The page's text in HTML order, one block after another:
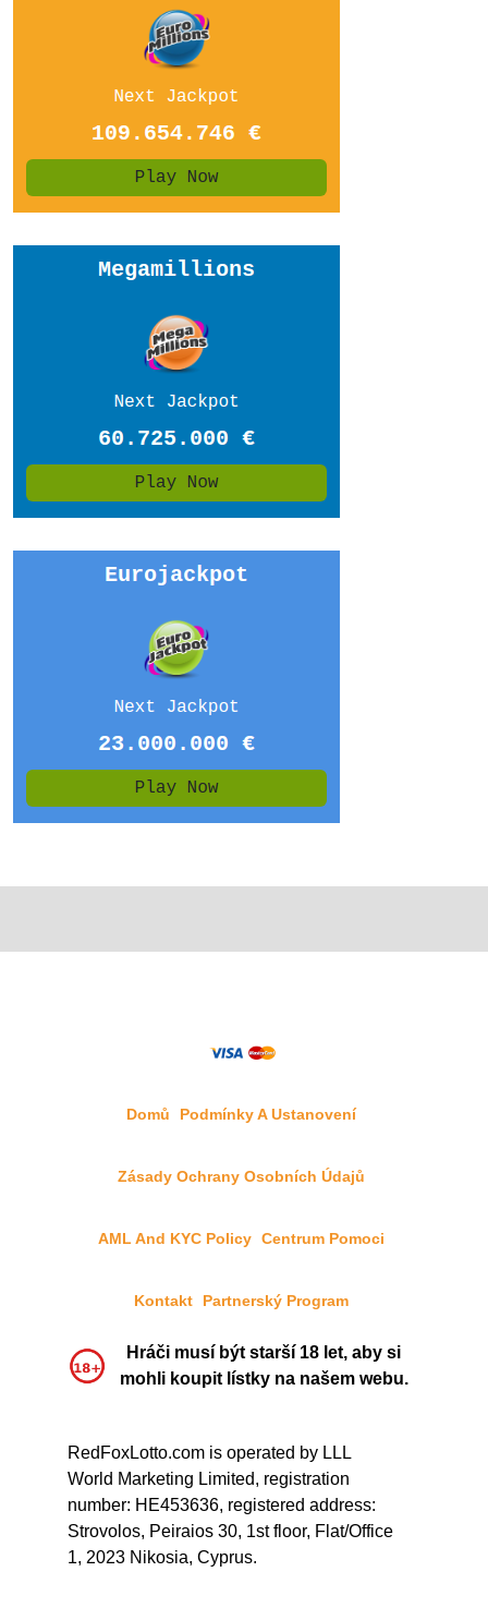
Domů Podmínky A Ustanovení
Zásady Ochrany Osobních Údajů
AML And KYC Policy Centrum Pomoci
Kontakt Partnerský Program
Hráči musí být starší 18 let, aby si
mohli koupit lístky na našem webu.
RedFoxLotto.com is operated by LLL
World Marketing Limited, registration
number: HE453636, registered address:
Strovolos, Peiraios 30, 1st floor, Flat/Office
1, 2023 Nikosia, Cyprus.